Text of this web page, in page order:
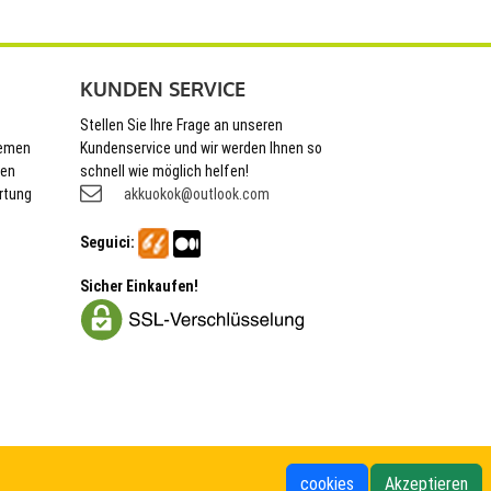
KUNDEN SERVICE
Stellen Sie Ihre Frage an unseren
Kundenservice und wir werden Ihnen so
schnell wie möglich helfen!
akkuokok@outlook.com
Seguici:
Sicher Einkaufen!
cookies Akzeptieren